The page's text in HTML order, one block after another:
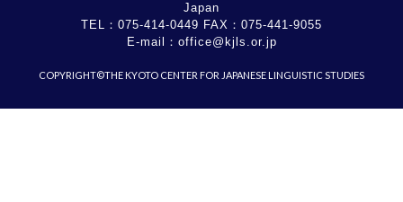
Japan
TEL： 075-414-0449 FAX： 075-441-9055
E-mail： office@kjls.or.jp
COPYRIGHT©THE KYOTO CENTER FOR JAPANESE LINGUISTIC STUDIES